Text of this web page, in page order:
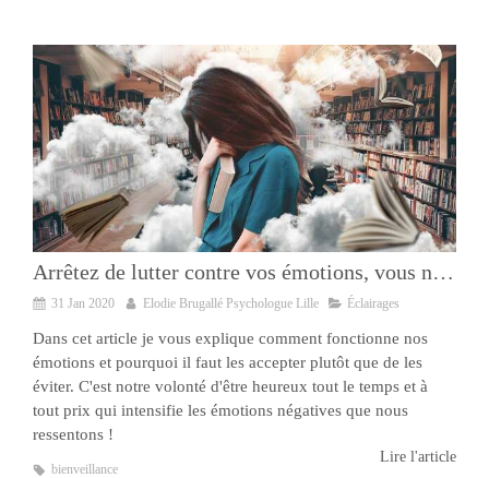
Arrêtez de lutter contre vos émotions, vous ne faites que les amplifier !
31 Jan 2020 Elodie Brugallé Psychologue Lille Éclairages
Dans cet article je vous explique comment fonctionne nos
émotions et pourquoi il faut les accepter plutôt que de les
éviter. C'est notre volonté d'être heureux tout le temps et à
tout prix qui intensifie les émotions négatives que nous
ressentons !
Lire l'article
bienveillance